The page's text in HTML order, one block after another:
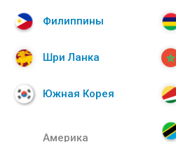
Филиппины
Шри Ланка
Южная Корея
Америка